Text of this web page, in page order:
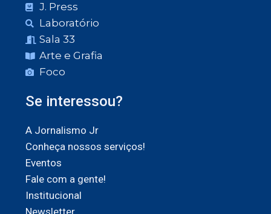
J. Press
Laboratório
Sala 33
Arte e Grafia
Foco
Se interessou?
A Jornalismo Jr
Conheça nossos serviços!
Eventos
Fale com a gente!
Institucional